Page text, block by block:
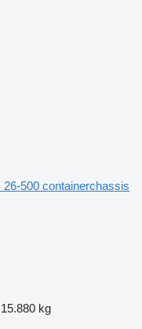
26-500 containerchassis
15.880 kg